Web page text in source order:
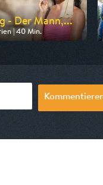
- Der Mann,...
| 40 Min.
von One